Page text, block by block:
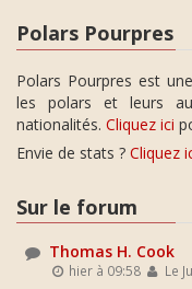
Polars Pourpres
Polars Pourpres est
les polars et leurs
nationalités. Cliquez ici
Envie de stats ? Cliquez
Sur le forum
Thomas H. Cook
hier à 09:58 Le